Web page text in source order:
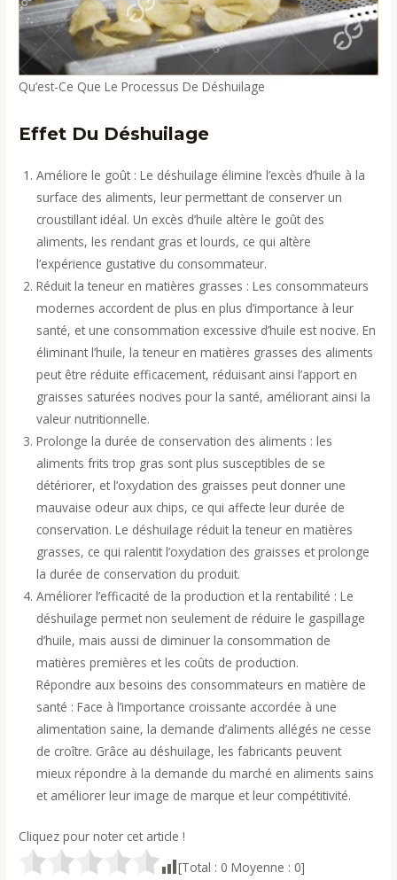
Qu’est-Ce Que Le Processus De Déshuilage
Effet Du Déshuilage
Améliore le goût : Le déshuilage élimine l’excès d’huile à la
surface des aliments, leur permettant de conserver un
croustillant idéal. Un excès d’huile altère le goût des
aliments, les rendant gras et lourds, ce qui altère
l’expérience gustative du consommateur.
Réduit la teneur en matières grasses : Les consommateurs
modernes accordent de plus en plus d’importance à leur
santé, et une consommation excessive d’huile est nocive. En
éliminant l’huile, la teneur en matières grasses des aliments
peut être réduite efficacement, réduisant ainsi l’apport en
graisses saturées nocives pour la santé, améliorant ainsi la
valeur nutritionnelle.
Prolonge la durée de conservation des aliments : les
aliments frits trop gras sont plus susceptibles de se
détériorer, et l’oxydation des graisses peut donner une
mauvaise odeur aux chips, ce qui affecte leur durée de
conservation. Le déshuilage réduit la teneur en matières
grasses, ce qui ralentit l’oxydation des graisses et prolonge
la durée de conservation du produit.
Améliorer l’efficacité de la production et la rentabilité : Le
déshuilage permet non seulement de réduire le gaspillage
d’huile, mais aussi de diminuer la consommation de
matières premières et les coûts de production.
Répondre aux besoins des consommateurs en matière de
santé : Face à l’importance croissante accordée à une
alimentation saine, la demande d’aliments allégés ne cesse
de croître. Grâce au déshuilage, les fabricants peuvent
mieux répondre à la demande du marché en aliments sains
et améliorer leur image de marque et leur compétitivité.
Cliquez pour noter cet article !
[Total : 0 Moyenne : 0]